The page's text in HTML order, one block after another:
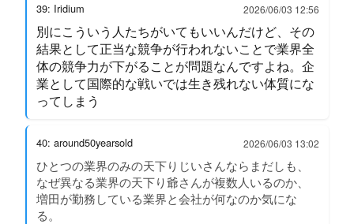
39: Iridium 2026/06/03 12:56
別にこういう人たちがいてもいいんだけど、その
結果として正当な競争が行われないことで業界全
体の競争力が下がることが問題なんですよね。企
業として国際的な戦いでは生き残れない体質にな
ってしまう
40: around50yearsold 2026/06/03 13:02
ひとつの業界のみの天下りじいさんならまだしも、
なぜ異なる業界の天下り爺さんが複数人いるのか、
増田が勤務している業界と会社が何なのか気にな
る。